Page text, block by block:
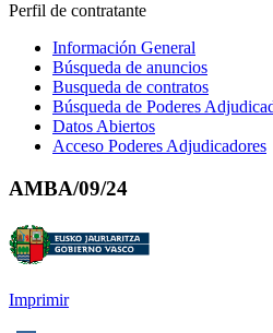
Perfil de contratante
Información General
Búsqueda de anuncios
Busqueda de contratos
Búsqueda de Poderes
Datos Abiertos
Acceso Poderes Adjudicadores
AMBA/09/24
Imprimir